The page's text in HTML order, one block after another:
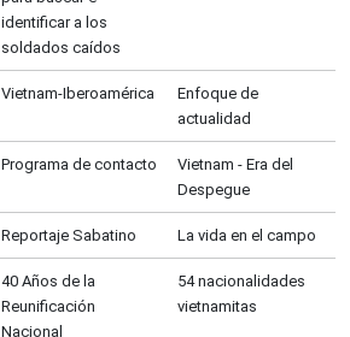
identificar a los
soldados caídos
Vietnam-Iberoamérica
Enfoque de
actualidad
Programa de contacto
Vietnam - Era del
Despegue
Reportaje Sabatino La vida en el campo
40 Años de la
Reunificación
Nacional
54 nacionalidades
vietnamitas